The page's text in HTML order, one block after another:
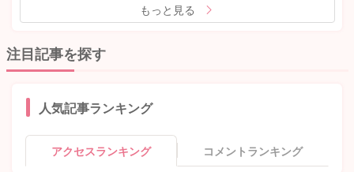
もっと見る
注目記事を探す
人気記事ランキング
アクセスランキング コメントランキング